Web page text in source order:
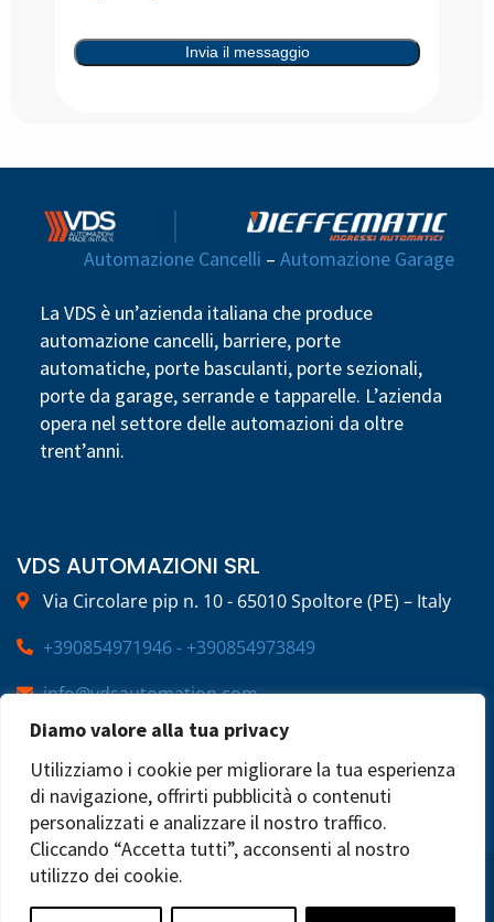
Diamo valore alla tua privacy
Utilizziamo i cookie per migliorare la tua esperienza
di navigazione, offrirti pubblicità o contenuti
personalizzati e analizzare il nostro traffico.
Cliccando “Accetta tutti”, acconsenti al nostro
utilizzo dei cookie.
Invia il messaggio
Automazione Cancelli –Automazione Garage
La VDS è un’azienda italiana che produce
automazione cancelli, barriere, porte
automatiche, porte basculanti, porte sezionali,
porte da garage, serrande e tapparelle. L’azienda
opera nel settore delle automazioni da oltre
trent’anni.
VDS AUTOMAZIONI SRL
Via Circolare pip n. 10 - 65010 Spoltore (PE) – Italy
+390854971946 - +390854973849
info@vdsautomation.com
SOCIAL
2025 © VDS Automazioni | P.IVA 02269220683 | All
Rights Reserved